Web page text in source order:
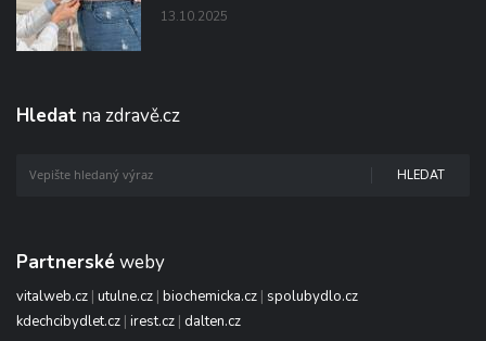
13.10.2025
Hledat na zdravě.cz
HLEDAT
Partnerské weby
vitalweb.cz | utulne.cz | biochemicka.cz | spolubydlo.cz
kdechcibydlet.cz | irest.cz | dalten.cz